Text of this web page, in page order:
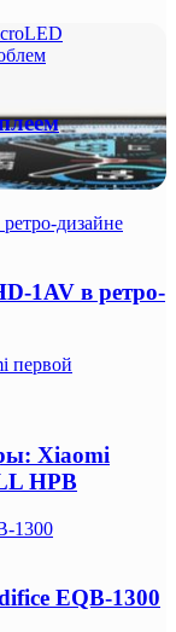
дизайне
1AV в ретро-
первой
Xiaomi
HPB
1300
EQB-1300